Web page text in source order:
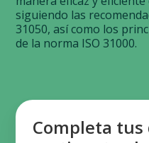
siguiendo las
31050, así como los
de la norma ISO 31000.
Completa tus